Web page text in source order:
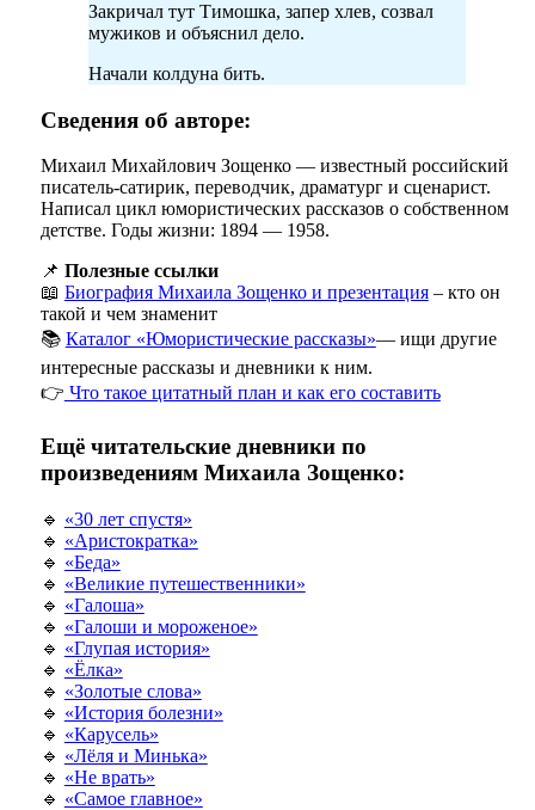
Закричал тут Тимошка, запер хлев, созвал
мужиков и объяснил дело.
Начали колдуна бить.
Сведения об авторе:
Михаил Михайлович Зощенко — известный российский
писатель-сатирик, переводчик, драматург и сценарист.
Написал цикл юмористических рассказов о собственном
детстве. Годы жизни: 1894 — 1958.
📌 Полезные ссылки
📖 Биография Михаила Зощенко и презентация– кто он
такой и чем знаменит
📚 Каталог «Юмористические рассказы»— ищи другие
интересные рассказы и дневники к ним.
👉 Что такое цитатный план и как его составить
Ещё читательские дневники по
произведениям Михаила Зощенко:
🔹 «30 лет спустя»
🔹 «Аристократка»
🔹 «Беда»
🔹 «Великие путешественники»
🔹 «Галоша»
🔹 «Галоши и мороженое»
🔹 «Глупая история»
🔹 «Ёлка»
🔹 «Золотые слова»
🔹 «История болезни»
🔹 «Карусель»
🔹 «Лёля и Минька»
🔹 «Не врать»
🔹 «Самое главное»